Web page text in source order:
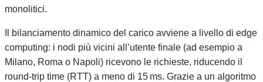
monolitici.
Il bilanciamento dinamico del carico avviene a livello di edge
computing: i nodi più vicini all’utente finale (ad esempio a
Milano, Roma o Napoli) ricevono le richieste, riducendo il
round‑trip time (RTT) a meno di 15 ms. Grazie a un algoritmo